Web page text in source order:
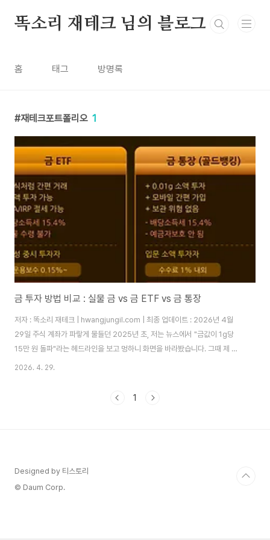
똑소리 재테크 님의 블로그
홈 태그 방명록
재테크포트폴리오 1
금 투자 방법 비교 : 실물 금 vs 금 ETF vs 금 통장
저자 : 똑소리 재테크 | hwangjungil.com | 최종 업데이트 : 2026년 4월
29일 주식 계좌가 파랗게 물들던 2025년 초, 저는 뉴스에서 "금값이 1g당
15만 원 돌파"라는 헤드라인을 보고 멍하니 화면을 바라봤습니다. 그때 제 포
트폴리오에 금은 단 한 톨도 없었거든요. 투자 포트폴리오에 금을 담으라는 말
니다. 그래서 직접 발로 뛰면서 실물 금부터 금 ETF, 금 통장, KRX 금시장까지
2026. 4. 29.
1
Designed by 티스토리
© Daum Corp.